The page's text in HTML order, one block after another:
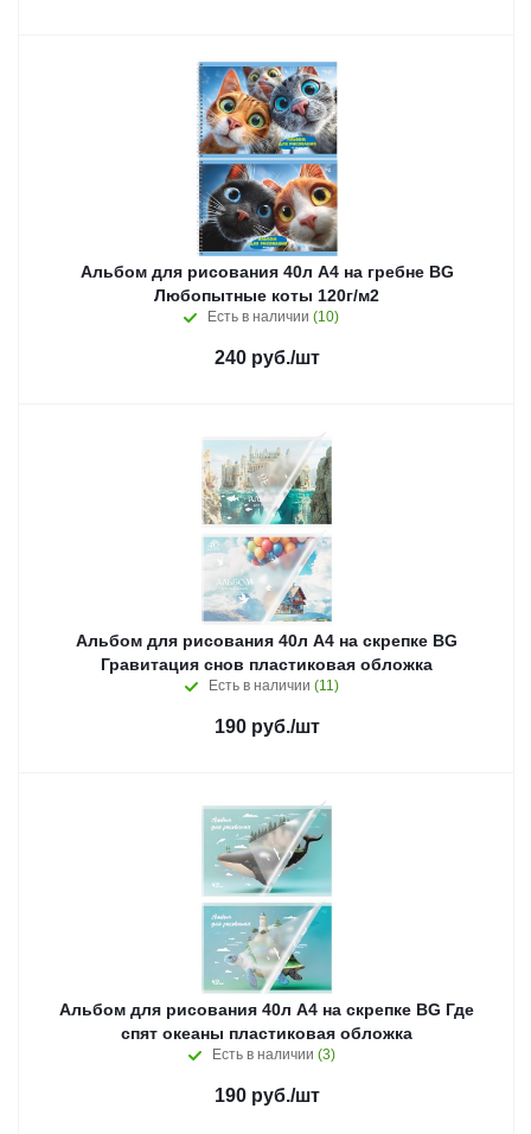
Альбом для рисования 40л А4 на гребне BG
Любопытные коты 120г/м2
Есть в наличии (10)
240руб./шт
Альбом для рисования 40л А4 на скрепке BG
Гравитация снов пластиковая обложка
Есть в наличии (11)
190руб./шт
Альбом для рисования 40л А4 на скрепке BG Где
спят океаны пластиковая обложка
Есть в наличии (3)
190руб./шт